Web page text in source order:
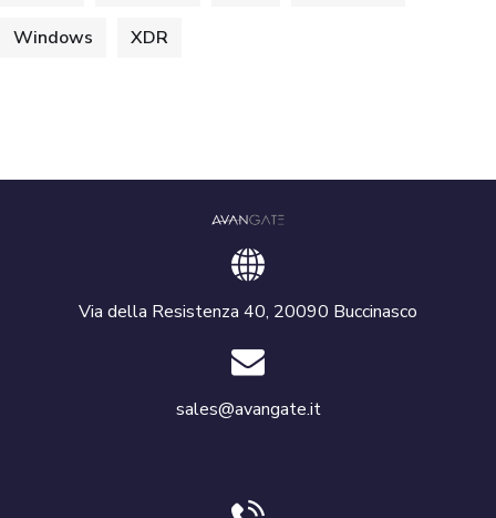
Windows XDR
Via della Resistenza 40, 20090 Buccinasco
sales@avangate.it